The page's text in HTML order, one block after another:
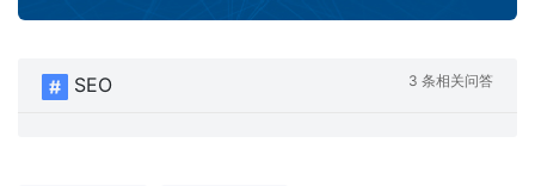
SEO 3 条相关问答